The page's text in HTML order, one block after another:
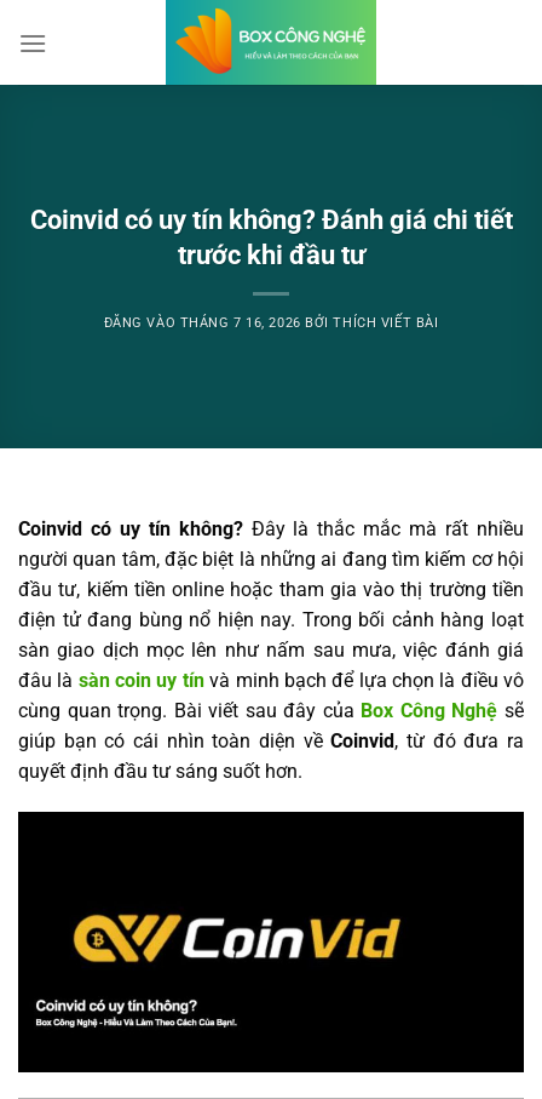
qua
Coinvid có uy tín không? Đánh giá chi tiết
trước khi đầu tư
ĐĂNG VÀO THÁNG 7 16, 2026 BỞITHÍCH VIẾT BÀI
Coinvid có uy tín không?Đây là thắc mắc mà rất nhiều
người quan tâm, đặc biệt là những ai đang tìm kiếm cơ hội
đầu tư, kiếm tiền online hoặc tham gia vào thị trường tiền
điện tử đang bùng nổ hiện nay. Trong bối cảnh hàng loạt
sàn giao dịch mọc lên như nấm sau mưa, việc đánh giá
đâu là sàn coin uy tínvà minh bạch để lựa chọn là điều vô
cùng quan trọng. Bài viết sau đây của Box Công Nghệ sẽ
giúp bạn có cái nhìn toàn diện vềCoinvid, từ đó đưa ra
quyết định đầu tư sáng suốt hơn.